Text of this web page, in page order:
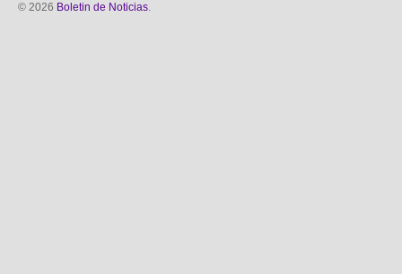
© 2026 Boletin de Noticias.